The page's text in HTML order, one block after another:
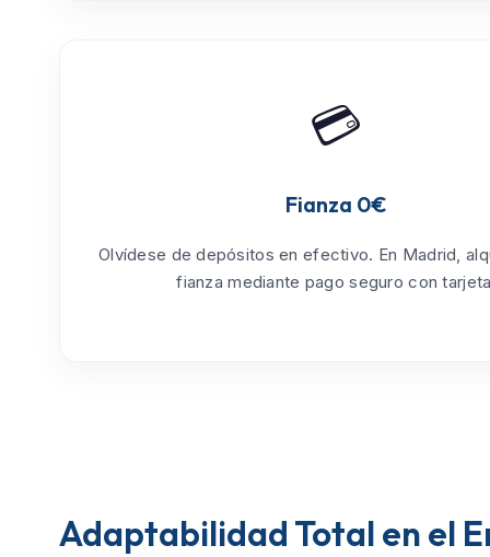
💳
Fianza 0€
Olvídese de depósitos en efectivo. En Madrid,
fianza mediante pago seguro con
Adaptabilidad Total en el